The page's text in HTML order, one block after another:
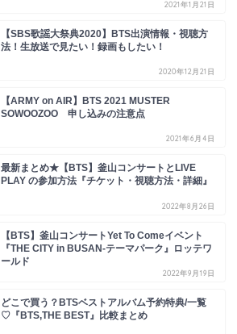
2021年1月21日
【SBS歌謡大祭典2020】BTS出演情報・視聴方
法！生放送で見たい！録画もしたい！
2020年12月21日
【ARMY on AIR】BTS 2021 MUSTER
SOWOOZOO 申し込みの注意点
2021年6月4日
最新まとめ★【BTS】釜山コンサートとLIVE
PLAY の参加方法『チケット・視聴方法・詳細』
2022年8月26日
【BTS】釜山コンサートYet To Comeイベント
『THE CITY in BUSAN-テーマパーク』ロッテワ
ールド
2022年9月19日
どこで買う？BTSベストアルバム予約特典/一覧
♡『BTS,THE BEST』比較まとめ